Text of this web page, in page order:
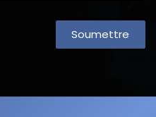
Soumettre